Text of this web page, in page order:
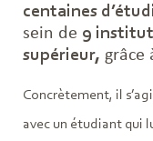
centaines
sein de 9
supérieur, grâce
Concrètement, il
avec un étudiant qui